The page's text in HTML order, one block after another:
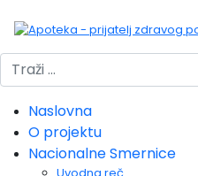
Pretraži
Naslovna
O projektu
Nacionalne Smernice